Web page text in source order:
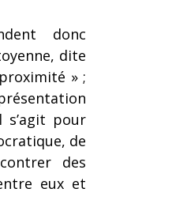
donc
dite
» ;
s’agit pour
de
des
eux et